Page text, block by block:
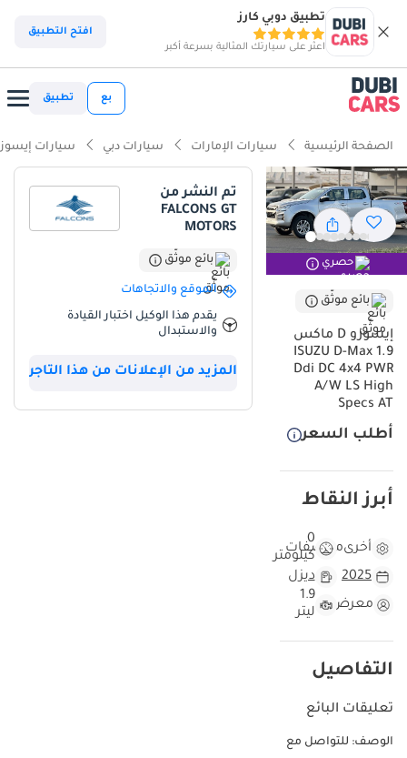
تطبيق دوبي كارز
اعثر على سيارتك المثالية بسرعة أكبر
افتح التطبيق
بع تطبيق
الصفحة الرئيسية سيارات الإمارات سيارات دبي سيارات
حصري
بائع موثّق
إيسوزو D ماكس
ISUZU D-Max 1.9
Ddi DC 4x4 PWR
A/W LS High
Specs AT
أطلب السعر
أبرز النقاط
أخرىمواصفات
0
كيلومتر
2025
ديزل
معرض
1.9
ليتر
التفاصيل
تعليقات البائع
الوصف: للتواصل مع
تم النشر من
FALCONS GT
MOTORS
بائع موثّق
الموقع والاتجاهات
يقدم هذا الوكيل اختبار القيادة
والاستبدال
المزيد من الإعلانات من هذا التاجر